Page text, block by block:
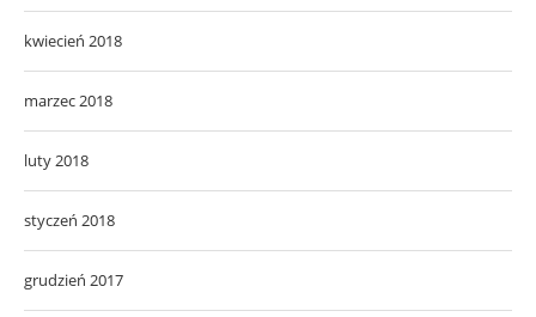
kwiecień 2018
marzec 2018
luty 2018
styczeń 2018
grudzień 2017